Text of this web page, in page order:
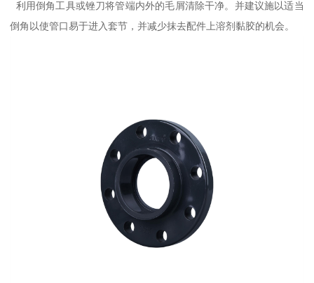
利用倒角工具或锉刀将管端内外的毛屑清除干净。并建议施以适当
倒角以使管口易于进入套节，并减少抹去配件上溶剂黏胶的机会。